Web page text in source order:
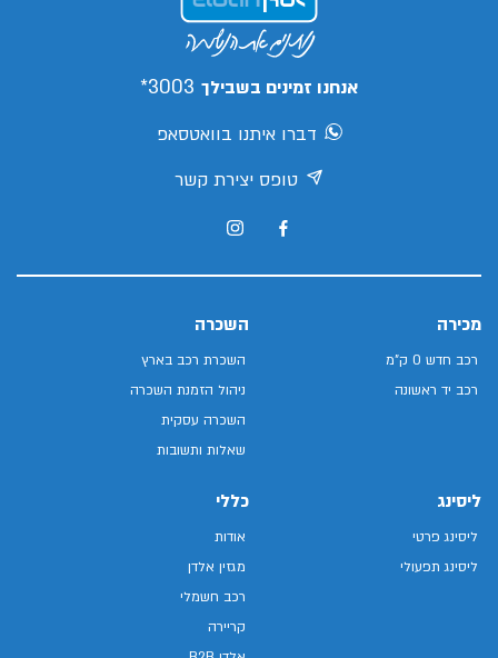
אנחנו זמינים בשבילך 3003*
דברו איתנו בוואטסאפ
טופס יצירת קשר
מכירה
רכב חדש 0 ק"מ
רכב יד ראשונה
השכרה
השכרת רכב בארץ
ניהול הזמנת השכרה
השכרה עסקית
שאלות ותשובות
ליסינג
ליסינג פרטי
ליסינג תפעולי
כללי
אודות
מגזין אלדן
רכב חשמלי
קריירה